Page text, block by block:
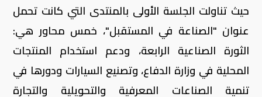
حيث تناولت الجلسة الأولى بالمنتدى التي كانت تحمل
عنوان "الصناعة في المستقبل"، خمس محاور هي:
الثورة الصناعية الرابعة، ودعم استخدام المنتجات
المحلية في وزارة الدفاع، وتصنيع السيارات ودورها في
تنمية الصناعات المعرفية والتحويلية والتجارة